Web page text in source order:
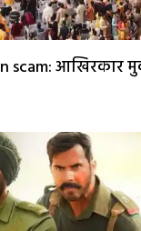
scam: आखिरकार